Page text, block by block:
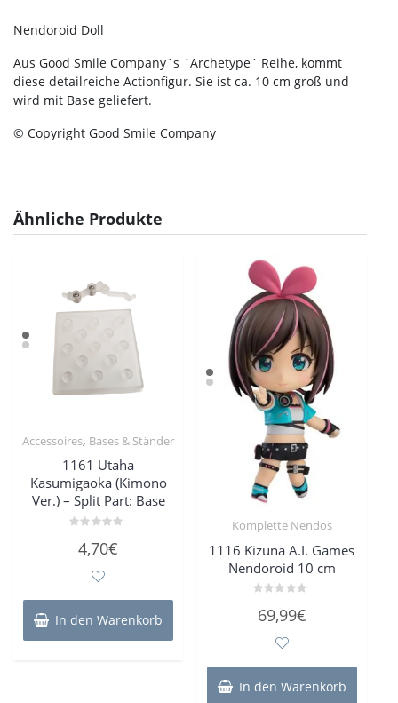
Nendoroid Doll
Aus Good Smile Company´s ´Archetype´ Reihe, kommt
diese detailreiche Actionfigur. Sie ist ca. 10 cm groß und
wird mit Base geliefert.
© Copyright Good Smile Company
Ähnliche Produkte
Accessoires, Bases & Ständer
1161 Utaha
Kasumigaoka (Kimono
Ver.) – Split Part: Base
mit4,70€
In den Warenkorb
Komplette Nendos
1116 Kizuna A.I. Games
Nendoroid 10 cm
mit
69,99€
In den Warenkorb